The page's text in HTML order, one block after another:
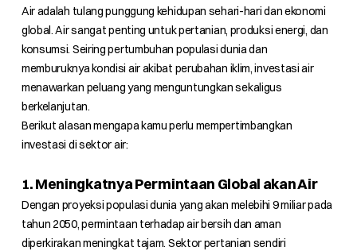
Air adalah tulang punggung kehidupan sehari-hari dan ekonomi
global. Air sangat penting untuk pertanian, produksi energi, dan
konsumsi. Seiring pertumbuhan populasi dunia dan
memburuknya kondisi air akibat perubahan iklim, investasi air
menawarkan peluang yang menguntungkan sekaligus
berkelanjutan.
Berikut alasan mengapa kamu perlu mempertimbangkan
investasi di sektor air:
1. Meningkatnya Permintaan Global akan Air
Dengan proyeksi populasi dunia yang akan melebihi 9 miliar pada
tahun 2050, permintaan terhadap air bersih dan aman
diperkirakan meningkat tajam. Sektor pertanian sendiri